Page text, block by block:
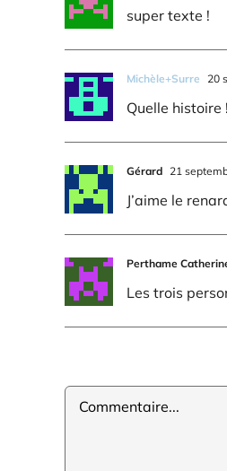
super texte !
Michèle+Surre 20
Quelle histoire !
Gérard 21
J’aime le
Perthame
Les trois
Commentaire